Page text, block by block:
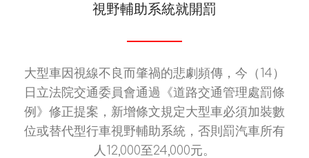
視野輔助系統就開罰
大型車因視線不良而肇禍的悲劇頻傳，今（14）
日立法院交通委員會通過《道路交通管理處罰條
例》修正提案，新增條文規定大型車必須加裝數
位或替代型行車視野輔助系統，否則罰汽車所有
人12,000至24,000元。